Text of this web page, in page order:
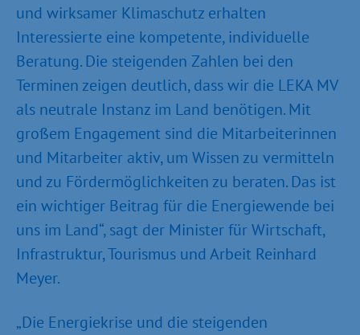
und wirksamer Klimaschutz erhalten
Interessierte eine kompetente, individuelle
Beratung. Die steigenden Zahlen bei den
Terminen zeigen deutlich, dass wir die LEKA MV
als neutrale Instanz im Land benötigen. Mit
großem Engagement sind die Mitarbeiterinnen
und Mitarbeiter aktiv, um Wissen zu vermitteln
und zu Fördermöglichkeiten zu beraten. Das ist
ein wichtiger Beitrag für die Energiewende bei
uns im Land“, sagt der Minister für Wirtschaft,
Infrastruktur, Tourismus und Arbeit Reinhard
Meyer.
„Die Energiekrise und die steigenden